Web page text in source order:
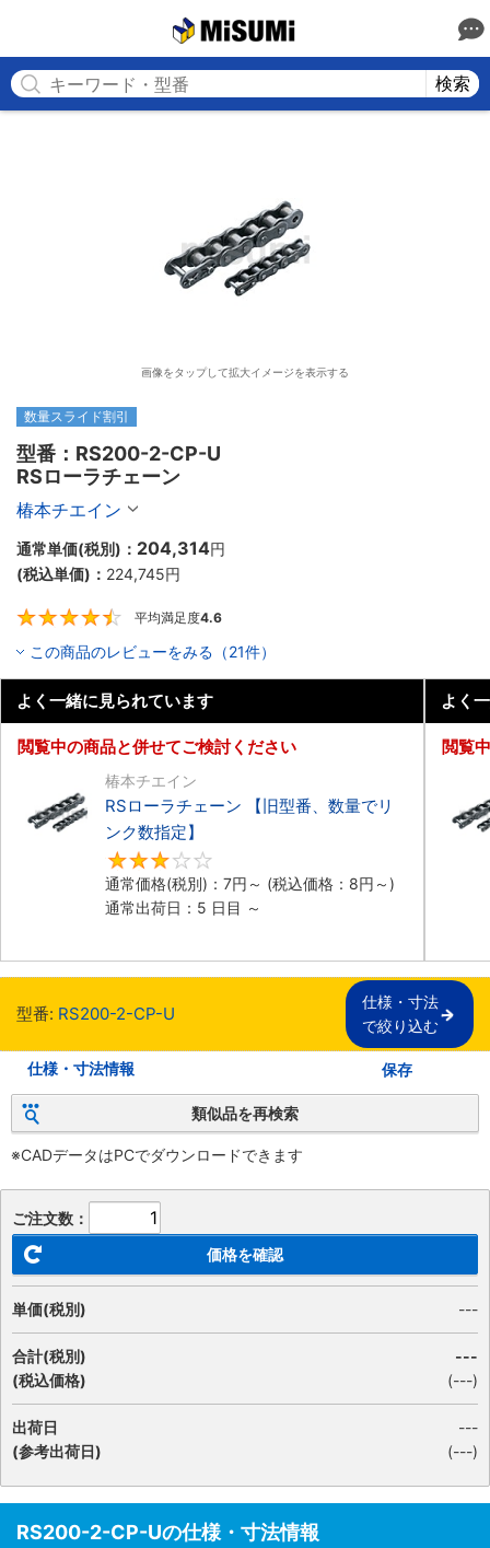
検索
画像をタップして拡大イメージを表示する
数量スライド割引
型番：RS200-2-CP-U
RSローラチェーン
椿本チエイン
通常単価(税別)： 204,314円
(税込単価)： 224,745円
平均満足度4.6
この商品のレビューをみる（21件）
よく一緒に見られています
閲覧中の商品と併せてご検討ください
椿本チエイン
RSローラチェーン 【旧型番、数量でリ
ンク数指定】
通常価格(税別)： 7円 ～ (税込価格： 8円 ～)
通常出荷日：5 日目 ～
よく
閲覧
型番: RS200-2-CP-U
仕様・寸法
で絞り込む
仕様・寸法情報 保存
類似品を再検索
※CADデータはPCでダウンロードできます
ご注文数：
価格を確認
単価(税別) ---
合計(税別)
(税込価格)
---
(---)
出荷日
(参考出荷日)
---
(---)
RS200-2-CP-Uの仕様・寸法情報